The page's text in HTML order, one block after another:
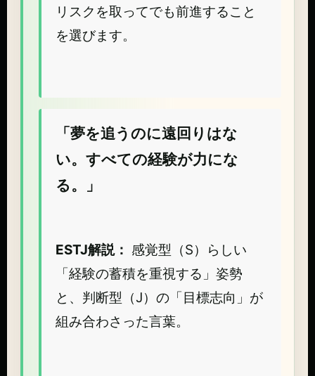
リスクを取ってでも前進すること
を選びます。
「夢を追うのに遠回りはな
い。すべての経験が力にな
る。」
ESTJ解説： 感覚型（S）らしい
「経験の蓄積を重視する」姿勢
と、判断型（J）の「目標志向」が
組み合わさった言葉。